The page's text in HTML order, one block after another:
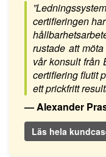
certifieringen
rustade att
vår konsult från
certifiering flutit
ett prickfritt
— Alexander
Läs hela